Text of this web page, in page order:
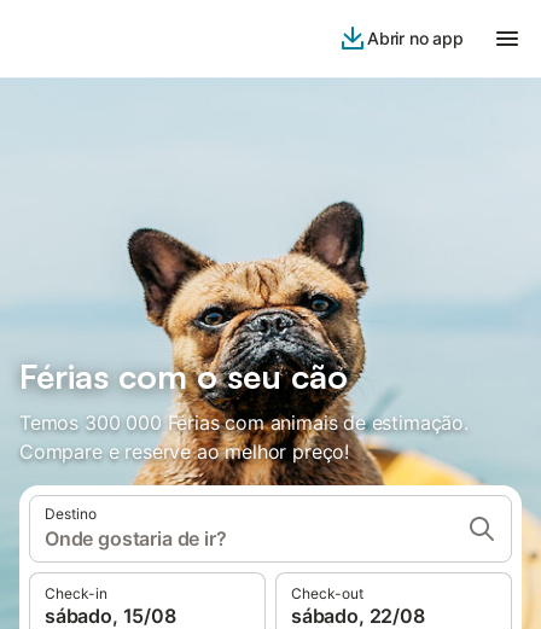
Abrir no app
Férias com o seu cão
Temos 300 000 Férias com animais de estimação.
Compare e reserve ao melhor preço!
Destino
Onde gostaria de ir?
Check-in
sábado, 15/08
Check-out
sábado, 22/08